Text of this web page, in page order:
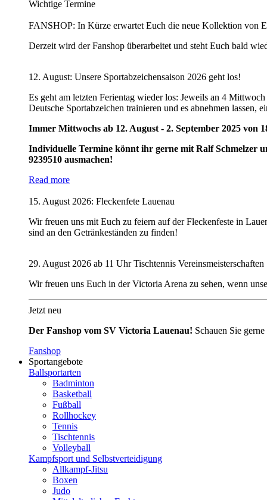
Wichtige Termine
FANSHOP: In Kürze erwartet Euch die neue Kollektion von
Derzeit wird der Fanshop überarbeitet und steht Euch bald
12. August: Unsere Sportabzeichensaison 2026 geht los!
Es geht am letzten Ferientag wieder los: Jeweils an 4
Deutsche Sportabzeichen trainieren und es abnehmen
Immer Mittwochs ab 12. August - 2. September 2025
Individuelle Termine könnt ihr gerne mit Ralf Schmelzer
9239510 ausmachen!
Read more
15. August 2026: Fleckenfete Lauenau
Wir freuen uns mit Euch zu feiern auf der Fleckenfeste in
sind an den Getränkeständen zu finden!
29. August 2026 ab 11 Uhr Tischtennis Vereinsmeisterschaften
Wir freuen uns Euch in der Victoria Arena zu sehen, wenn
Jetzt neu
Der Fanshop vom SV Victoria Lauenau! Schauen Sie
Fanshop
Sportangebote
Ballsportarten
Badminton
Basketball
Fußball
Rollhockey
Tennis
Tischtennis
Volleyball
Kampfsport und Selbstverteidigung
Allkampf-Jitsu
Boxen
Judo